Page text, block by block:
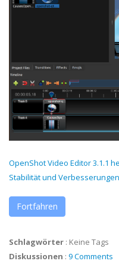
OpenShot Video Editor 3.1.1
Stabilität und
Fortfahren
Schlagwörter : Keine Tags
Diskussionen : 9 Comments